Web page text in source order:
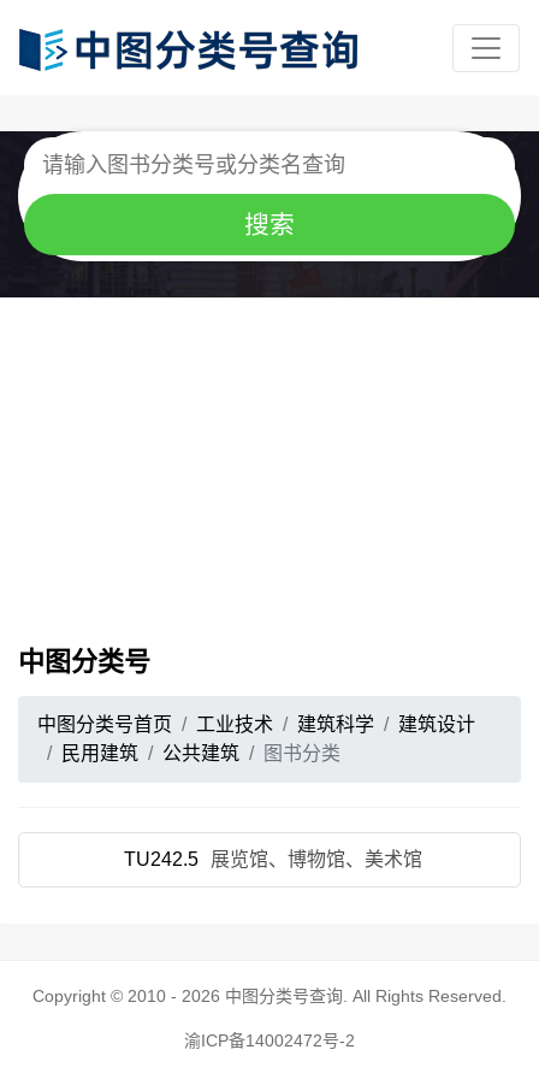
中图分类号
中图分类号首页 工业技术 建筑科学
建筑设计
民用建筑
公共建筑 图书分类
TU242.5 展览馆、博物馆、美术馆
Copyright © 2010 - 2026 中图分类号查询 . All Rights Reserved.
渝ICP备14002472号-2